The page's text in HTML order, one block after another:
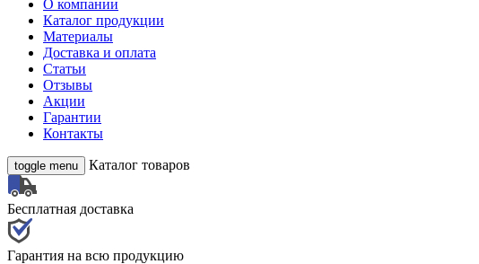
О компании
Каталог продукции
Материалы
Доставка и оплата
Статьи
Отзывы
Акции
Гарантии
Контакты
toggle menu Каталог товаров
Бесплатная доставка
Гарантия на всю продукцию